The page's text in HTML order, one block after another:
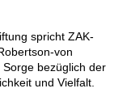
spricht ZAK-
von
bezüglich der
und Vielfalt.